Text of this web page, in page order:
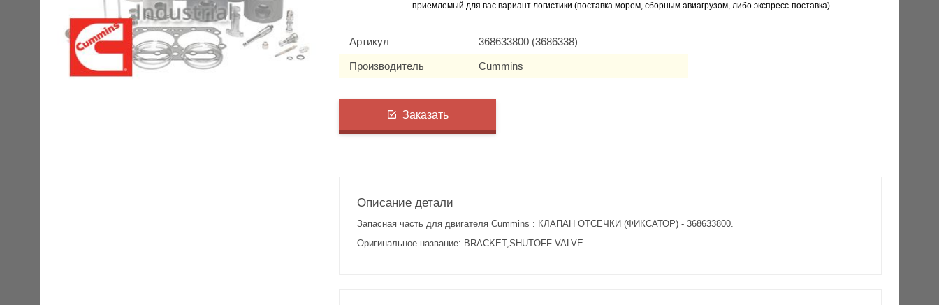
приемлемый для вас вариант логистики (поставка морем, сборным авиагрузом, либо экспресс-поставка).
Артикул 368633800 (3686338)
Производитель Cummins
Заказать
Описание детали
Запасная часть для двигателя Cummins : КЛАПАН ОТСЕЧКИ (ФИКСАТОР) - 368633800.
Оригинальное название: BRACKET,SHUTOFF VALVE.